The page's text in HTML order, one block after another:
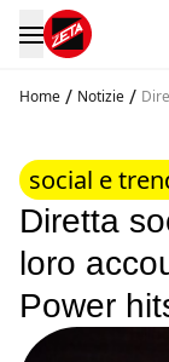
Home / Notizie /
social e
Diretta
loro
Power